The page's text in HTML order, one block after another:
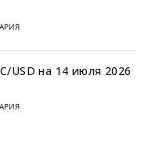
USD на 14 июля 2026